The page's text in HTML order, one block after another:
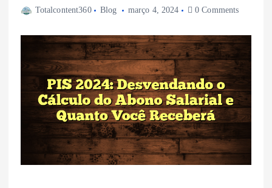
Totalcontent360 Blog março 4, 2024 0 Comments